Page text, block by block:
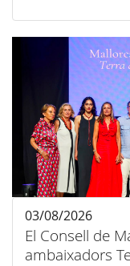
El Consell de
ambaixadors
03/08/2026